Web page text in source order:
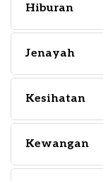
Hiburan
Jenayah
Kesihatan
Kewangan